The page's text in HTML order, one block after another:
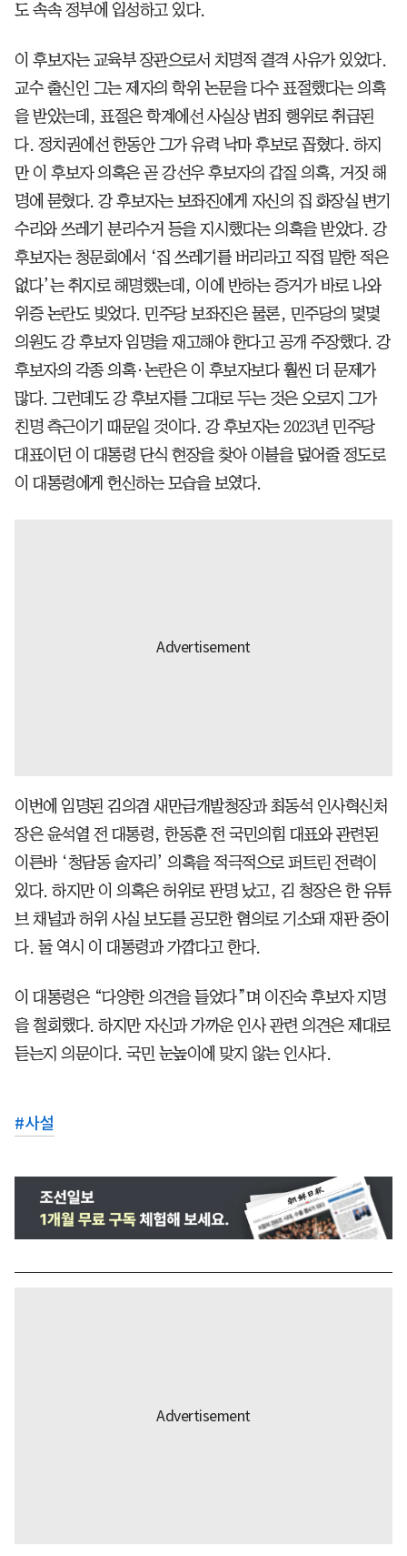
도 속속 정부에 입성하고 있다.
이 후보자는 교육부 장관으로서 치명적 결격 사유가 있었다.
교수 출신인 그는 제자의 학위 논문을 다수 표절했다는 의혹
을 받았는데, 표절은 학계에선 사실상 범죄 행위로 취급된
다. 정치권에선 한동안 그가 유력 낙마 후보로 꼽혔다. 하지
만 이 후보자 의혹은 곧 강선우 후보자의 갑질 의혹, 거짓 해
명에 묻혔다. 강 후보자는 보좌진에게 자신의 집 화장실 변기
수리와 쓰레기 분리수거 등을 지시했다는 의혹을 받았다. 강
후보자는 청문회에서 ‘집 쓰레기를 버리라고 직접 말한 적은
없다’는 취지로 해명했는데, 이에 반하는 증거가 바로 나와
위증 논란도 빚었다. 민주당 보좌진은 물론, 민주당의 몇몇
의원도 강 후보자 임명을 재고해야 한다고 공개 주장했다. 강
후보자의 각종 의혹·논란은 이 후보자보다 훨씬 더 문제가
많다. 그런데도 강 후보자를 그대로 두는 것은 오로지 그가
친명 측근이기 때문일 것이다. 강 후보자는 2023년 민주당
대표이던 이 대통령 단식 현장을 찾아 이불을 덮어줄 정도로
이 대통령에게 헌신하는 모습을 보였다.
이번에 임명된 김의겸 새만금개발청장과 최동석 인사혁신처
장은 윤석열 전 대통령, 한동훈 전 국민의힘 대표와 관련된
이른바 ‘청담동 술자리’ 의혹을 적극적으로 퍼트린 전력이
있다. 하지만 이 의혹은 허위로 판명 났고, 김 청장은 한 유튜
브 채널과 허위 사실 보도를 공모한 혐의로 기소돼 재판 중이
다. 둘 역시 이 대통령과 가깝다고 한다.
이 대통령은 “다양한 의견을 들었다”며 이진숙 후보자 지명
을 철회했다. 하지만 자신과 가까운 인사 관련 의견은 제대로
듣는지 의문이다. 국민 눈높이에 맞지 않는 인사다.
#사설